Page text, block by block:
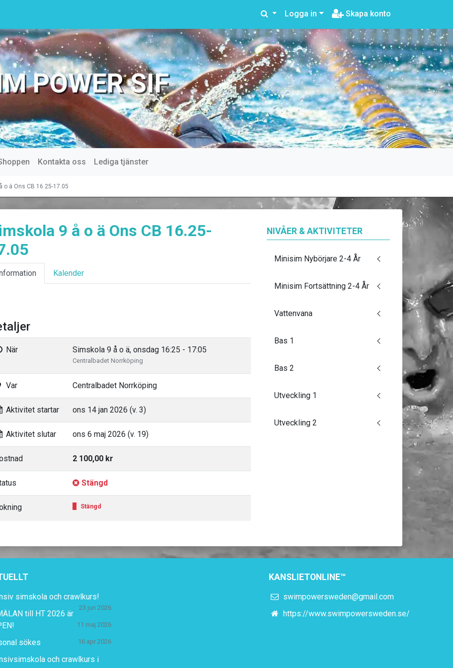
Logga in Skapa konto
POWER SIF
Kontakta oss Lediga tjänster
o ä Ons CB 16.25-17.05
9 å o ä Ons CB 16.25-
Kalender
När Simskola 9 å o ä, onsdag 16:25 - 17:05
Centralbadet Norrköping
Var Centralbadet Norrköping
Aktivitet startar ons 14 jan 2026 (v. 3)
Aktivitet slutar ons 6 maj 2026 (v. 19)
2 100,00 kr
Stängd
Stängd
NIVÅER & AKTIVITETER
Minisim Nybörjare 2-4 År
Minisim Fortsättning 2-4 År
Vattenvana
Bas 1
Bas 2
Utveckling 1
Utveckling 2
simskola och crawlkurs!
23 jun 2026
till HT 2026 är
11 maj 2026
sökes 16 apr 2026
och crawlkurs i
KANSLIETONLINE™
swimpowersweden@gmail.com
https://www.swimpowersweden.se/